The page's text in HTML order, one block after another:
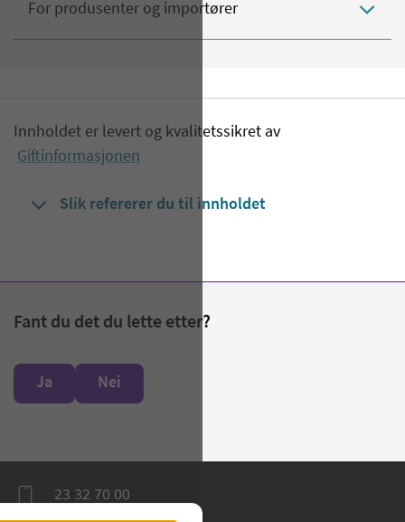
For produsenter og importører
Innholdet er levert og kvalitetssikret av
Giftinformasjonen
Slik refererer du til innholdet
Fant du det du lette etter?
Ja Nei